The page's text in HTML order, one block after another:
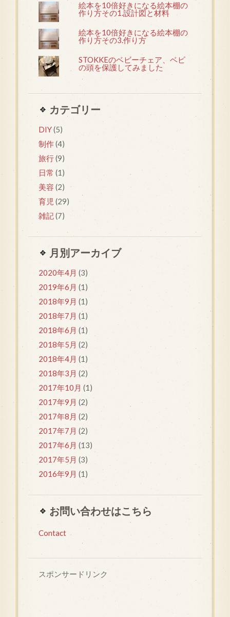
絵本を10倍好きになる絵本棚の
作り方その1.設計図と材料
絵本を10倍好きになる絵本棚の
作り方その3.作り方
STOKKEのベビーチェア、ベビ
の頭を保護してみました
カテゴリー
DIY(5)
制作(4)
旅行(9)
日常 (1)
美容 (2)
育児 (29)
雑記(7)
月別アーカイブ
2020年4月 (3)
2019年6月 (1)
2018年9月 (1)
2018年7月 (1)
2018年6月 (1)
2018年5月 (2)
2018年4月 (1)
2018年3月 (2)
2017年10月 (1)
2017年9月 (2)
2017年8月 (2)
2017年7月 (2)
2017年6月 (13)
2017年5月 (3)
2016年9月 (1)
お問い合わせはこちら
Contact
スポンサードリンク